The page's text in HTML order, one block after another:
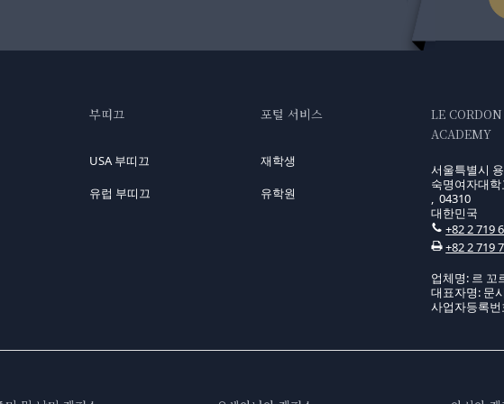
부띠끄
USA 부띠끄
유럽 부띠끄
포털 서비스
재학생
유학원
LE
ACADEMY
서울특별시
숙명여자대
, 04310
대한민국
+82 2 719
+82 2 719
업체명: 르 꼬
대표자명: 문
사업자등록번